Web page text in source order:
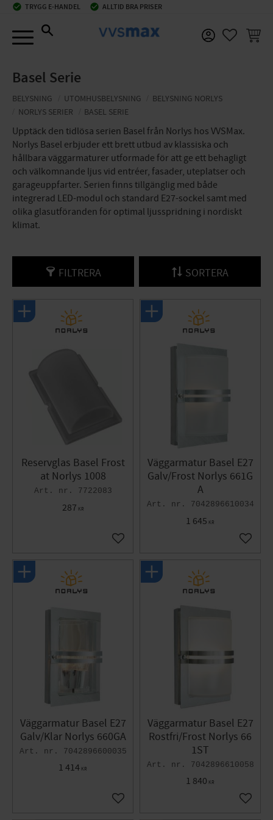
check_circle TRYGG E-HANDEL check_circle ALLTID BRA PRISER
Basel Serie
BELYSNING UTOMHUSBELYSNING
BELYSNING NORLYS
NORLYS SERIER
BASEL SERIE
Upptäck den tidlösa serien Basel från Norlys hos VVSMax.
Norlys Basel erbjuder ett brett utbud av klassiska och
hållbara väggarmaturer utformade för att ge ett behagligt
och välkomnande ljus vid entréer, fasader, uteplatser och
garageuppfarter. Serien finns tillgänglig med både
integrerad LED-modul och standard E27-sockel samt med
olika glasutföranden för optimal ljusspridning i nordiskt
klimat.
FILTRERA SORTERA
Reservglas Basel Frost
at Norlys 1008
7722083
287 KR
Lägg till i favoriter
Väggarmatur Basel E27
Galv/Frost Norlys 661G
A
7042896610034
1 645 KR
Lägg
Väggarmatur Basel E27
Galv/Klar Norlys 660GA
7042896600035
1 414 KR
Lägg till i favoriter
Väggarmatur Basel E27
Rostfri/Frost Norlys 66
1ST
7042896610058
1 840 KR
Lägg